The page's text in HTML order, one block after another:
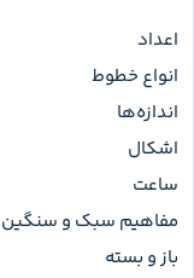
اعداد
انواع خطوط
اندازه‌ها
اشکال
ساعت
مفاهیم سبک و سنگین
باز و بسته